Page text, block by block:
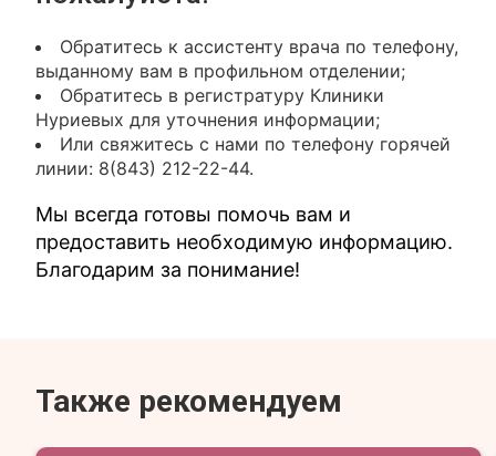
Обратитесь к ассистенту врача по телефону,
выданному вам в профильном отделении;
Обратитесь в регистратуру Клиники
Нуриевых для уточнения информации;
Или свяжитесь с нами по телефону горячей
линии: 8(843) 212-22-44.
Мы всегда готовы помочь вам и
предоставить необходимую информацию.
Благодарим за понимание!
Также рекомендуем